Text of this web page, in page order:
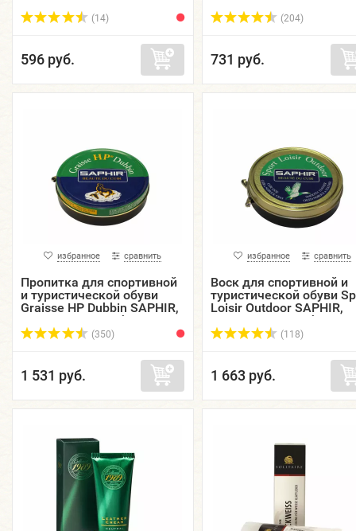
(14)
596 руб.
(204)
731 руб.
избранное сравнить
Пропитка для спортивной
и туристической обуви
Graisse HP Dubbin SAPHIR,
металлическая банка, 100
мл.
(350)
1 531 руб.
избранное сравнить
Воск для спортивной и
туристической обуви
Loisir Outdoor SAPHIR,
металлическая банка,
мл.
(118)
1 663 руб.